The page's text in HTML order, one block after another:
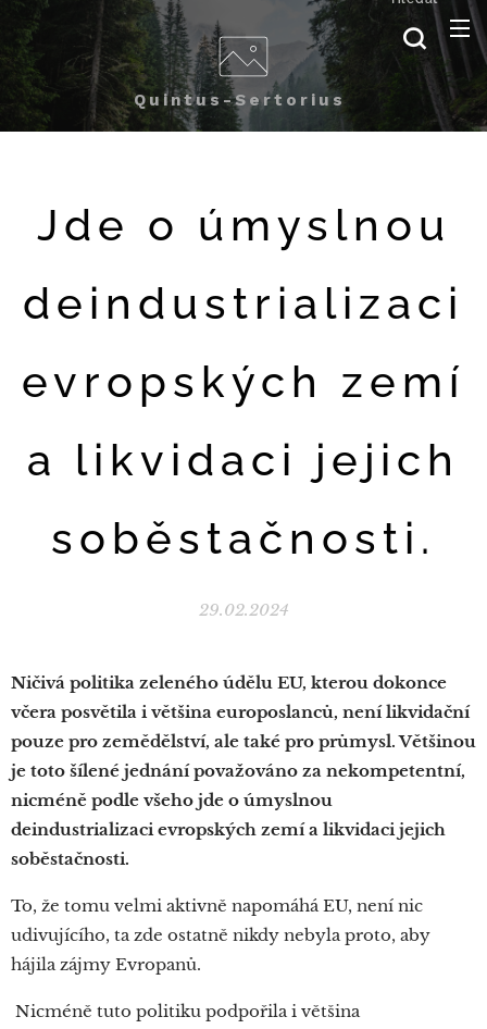
Quintus-Sertorius
Jde o úmyslnou
deindustrializaci
evropských zemí
a likvidaci jejich
soběstačnosti.
29.02.2024
Ničivá politika zeleného údělu EU, kterou dokonce
včera posvětila i většina europoslanců, není likvidační
pouze pro zemědělství, ale také pro průmysl. Většinou
je toto šílené jednání považováno za nekompetentní,
nicméně podle všeho jde o úmyslnou
deindustrializaci evropských zemí a likvidaci jejich
soběstačnosti.
To, že tomu velmi aktivně napomáhá EU, není nic
udivujícího, ta zde ostatně nikdy nebyla proto, aby
hájila zájmy Evropanů.
Nicméně tuto politiku podpořila i většina